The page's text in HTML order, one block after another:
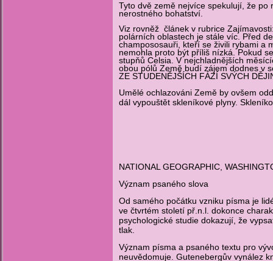
Tyto dvě země nejvíce spekulují, že
nerostného bohatství.
Viz rovněž článek v rubrice
polárních oblastech je stále víc. Před
champososauři, kteří se živili rybami a
nemohla proto být příliš nízká. Pokud
stupňů Celsia. V nejchladnějších
obou pólů Země budí zájem dodnes v
ZE STUDENĚJŠÍCH FÁZÍ SVÝCH
Umělé ochlazováni Země by ovšem
dál vypouštět skleníkové plyny.
NATIONAL GEOGRAPHIC,
Význam psaného slova
Od samého počátku vzniku písma je
ve čtvrtém století př.n.l. dokonce
psychologické studie dokazují, že
tlak.
Význam písma a psaného textu pro
neuvědomuje. Gutenebergův vynález